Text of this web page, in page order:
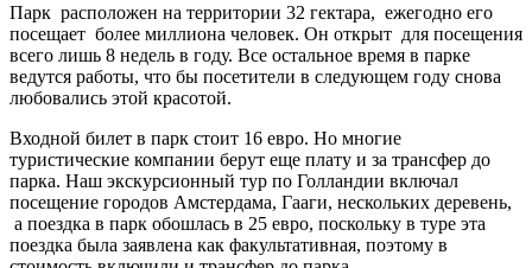
Парк расположен на территории 32 гектара, ежегодно его
посещает более миллиона человек. Он открыт для посещения
всего лишь 8 недель в году. Все остальное время в парке
ведутся работы, что бы посетители в следующем году снова
любовались этой красотой.
Входной билет в парк стоит 16 евро. Но многие
туристические компании берут еще плату и за трансфер до
парка. Наш экскурсионный тур по Голландии включал
посещение городов Амстердама, Гааги, нескольких деревень,
а поездка в парк обошлась в 25 евро, поскольку в туре эта
поездка была заявлена как факультативная, поэтому в